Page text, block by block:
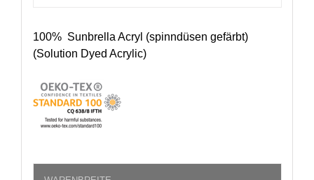
100% Sunbrella Acryl (spinndüsen gefärbt)
(Solution Dyed Acrylic)